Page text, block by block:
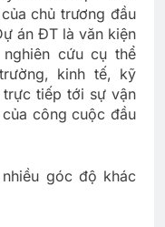
chủ trương đầu
án ĐT là văn kiện
cứu cụ thể
kinh tế, kỹ
tiếp tới sự vận
công cuộc đầu
góc độ khác